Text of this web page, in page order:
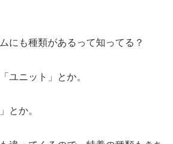
にも種類があるって知ってる？
ユニット」とか。
とか。